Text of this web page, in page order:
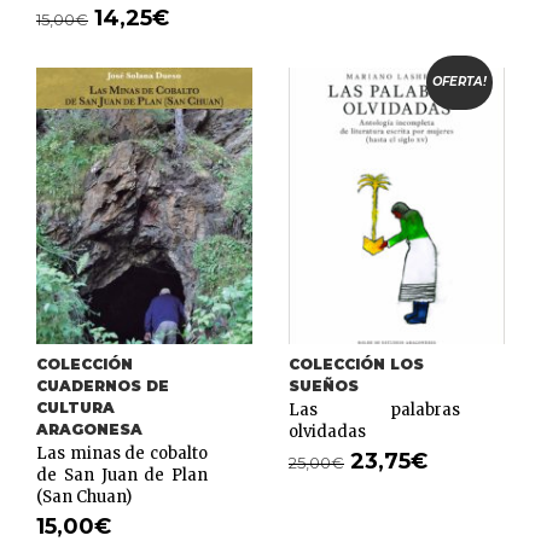
15,00€ 14,25€
COLECCIÓN
CUADERNOS DE
CULTURA
ARAGONESA
Las minas de cobalto
de San Juan de Plan
(San Chuan)
15,00€
OFERTA!
COLECCIÓN LOS
SUEÑOS
Las palabras
olvidadas
25,00€ 23,75€